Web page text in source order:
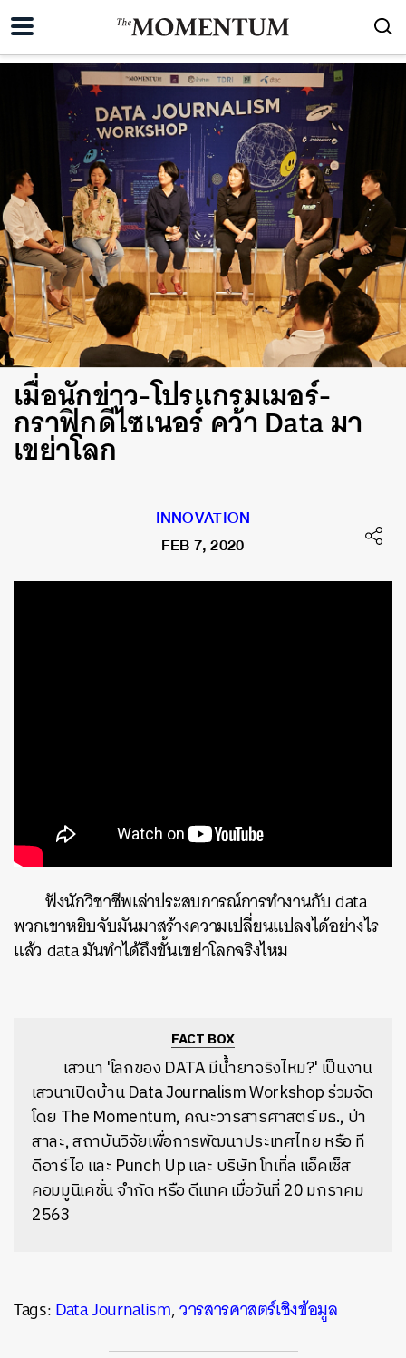
เมื่อนักข่าว-โปรแกรมเมอร์-
กราฟิกดีไซเนอร์ คว้า Data มา
เขย่าโลก
INNOVATION
FEB 7, 2020
ฟังนักวิชาชีพเล่าประสบการณ์การทำงานกับ data
พวกเขาหยิบจับมันมาสร้างความเปลี่ยนแปลงได้อย่างไร
แล้ว data มันทำได้ถึงขั้นเขย่าโลกจริงไหม
FACT BOX
เสวนาเปิดบ้าน Data Journalism Workshop ร่วมจัด
โดย The Momentum, คณะวารสารศาสตร์ มธ., ป่า
สาละ, สถาบันวิจัยเพื่อการพัฒนาประเทศไทย หรือ ที
ดีอาร์ไอ และ Punch Up และ บริษัท โทเทิ่ล แอ็คเซ็ส
คอมมูนิเคชั่น จำกัด หรือ ดีแทค เมื่อวันที่ 20 มกราคม
2563
Tags:Data Journalism,วารสารศาสตร์เชิงข้อมูล